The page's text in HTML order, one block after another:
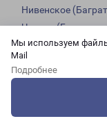
Мы используем
Mail
Подробнее
Нивенское
Чехово
Заозерье
Мозырь
Романово
Гвардейск